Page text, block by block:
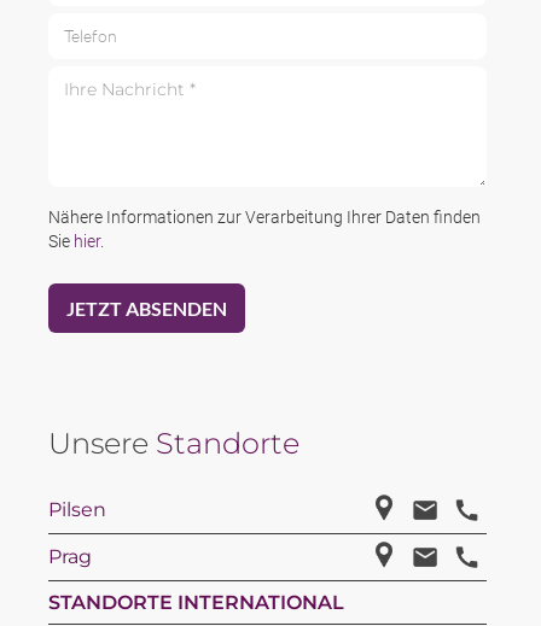
Nähere Informationen zur Verarbeitung Ihrer Daten finden
Sie hier.
Unsere Standorte
Pilsen
Prag
STANDORTE INTERNATIONAL